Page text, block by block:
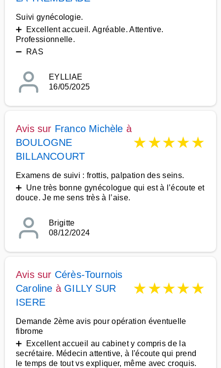
Suivi gynécologie.
➕ Excellent accueil. Agréable. Attentive.
Professionnelle.
➖ RAS
EYLLIAE
16/05/2025
Avis sur Franco Michèle à
BOULOGNE
BILLANCOURT
★★★★★
Examens de suivi : frottis, palpation des seins.
➕ Une très bonne gynécologue qui est à l’écoute et
douce. Je me sens très à l’aise.
Brigitte
08/12/2024
Avis sur Cérès-Tournois
Caroline à GILLY SUR
ISERE
★★★★★
Demande 2ème avis pour opération éventuelle
fibrome
➕ Excellent accueil au cabinet y compris de la
secrétaire. Médecin attentive, à l'écoute qui prend
le temps de tout vs expliquer, même avec croquis.